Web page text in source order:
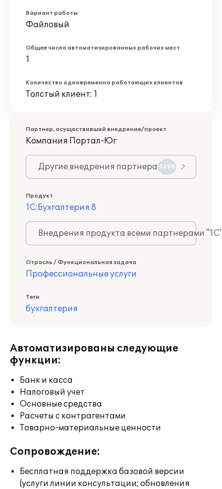
Вариант работы
Файловый
Общее число автоматизированных рабочих мест
1
Количество одновременно работающих клиентов
Толстый клиент: 1
Партнер, осуществивший внедрение/проект
Компания Портал-Юг
Другие внедрения партнера 5298
Продукт
1С:Бухгалтерия 8
Внедрения продукта всеми партнерами
Отрасль / Функциональная задача
Профессиональные услуги
Теги
бухгалтерия
Автоматизированы следующие
функции:
Банк и касса
Налоговый учет
Основные средства
Расчеты с контрагентами
Товарно-материальные ценности
Сопровождение:
Бесплатная поддержка базовой версии
(услуги линии консультации; обновления